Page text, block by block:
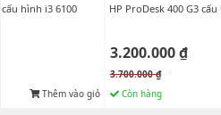
hình i3 6100
Thêm vào giỏ
HP ProDesk 400 G3
3.200.000 ₫
3.700.000 ₫
Còn hàng